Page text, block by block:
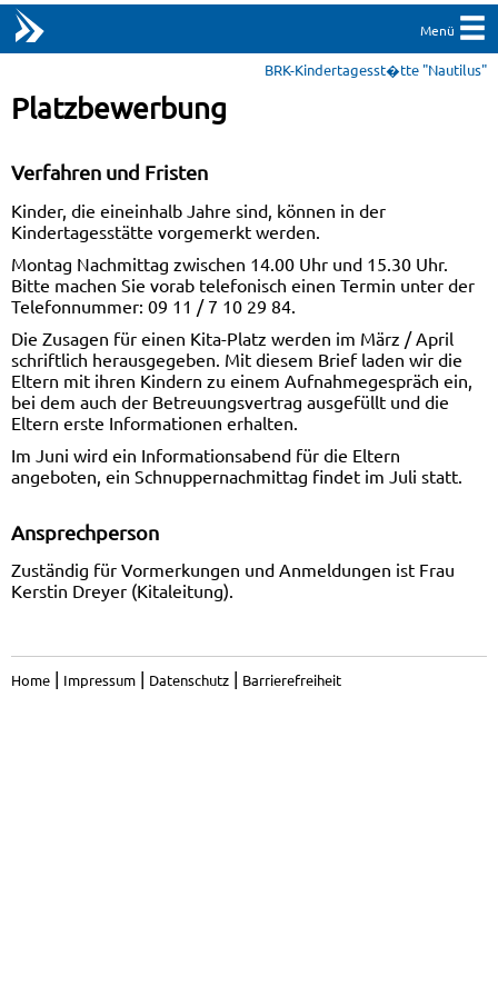
Menü
BRK-Kindertagesst�tte "Nautilus"
Platzbewerbung
Verfahren und Fristen
Kinder, die eineinhalb Jahre sind, können in der
Kindertagesstätte vorgemerkt werden.
Montag Nachmittag zwischen 14.00 Uhr und 15.30 Uhr.
Bitte machen Sie vorab telefonisch einen Termin unter der
Telefonnummer: 09 11 / 7 10 29 84.
Die Zusagen für einen Kita-Platz werden im März / April
schriftlich herausgegeben. Mit diesem Brief laden wir die
Eltern mit ihren Kindern zu einem Aufnahmegespräch ein,
bei dem auch der Betreuungsvertrag ausgefüllt und die
Eltern erste Informationen erhalten.
Im Juni wird ein Informationsabend für die Eltern
angeboten, ein Schnuppernachmittag findet im Juli statt.
Ansprechperson
Zuständig für Vormerkungen und Anmeldungen ist Frau
Kerstin Dreyer (Kitaleitung).
Home | Impressum | Datenschutz | Barrierefreiheit